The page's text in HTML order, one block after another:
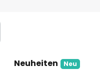
Neuheiten Neu